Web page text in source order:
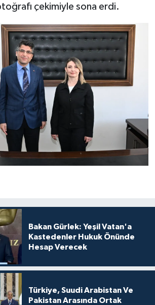
çekimiyle sona erdi.
Bakan Gürlek: Yeşil Vatan'a
Kastedenler Hukuk Önünde
Hesap Verecek
Türkiye, Suudi Arabistan Ve
Pakistan Arasında Ortak